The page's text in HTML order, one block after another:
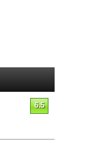
6.5